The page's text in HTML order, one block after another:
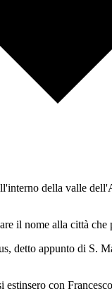
della valle
il nome alla città
detto appunto di S.
con